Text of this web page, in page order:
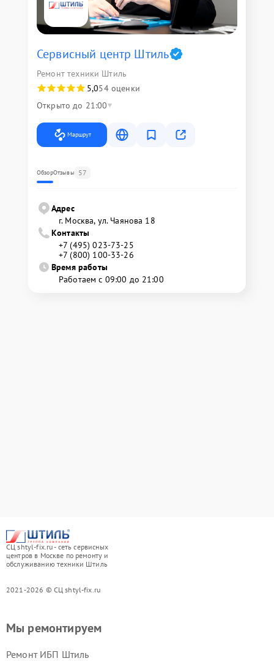
Сервисный центр Штиль
Ремонт техники Штиль
5,054 оценки
Открыто до 21:00
Маршрут
ОбзорОтзывы 57
Адрес
г. Москва, ул. Чаянова 18
Контакты
+7 (495) 023-73-25
+7 (800) 100-33-26
Время работы
Работаем с 09:00 до 21:00
СЦ shtyl-fix.ru - сеть сервисных
центров в Москве по ремонту и
обслуживанию техники Штиль
2021-2026 © СЦ shtyl-fix.ru
Мы ремонтируем
Ремонт ИБП Штиль